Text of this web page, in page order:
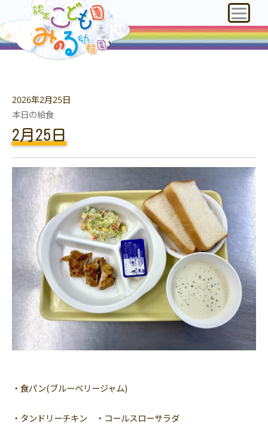
2026年2月25日
本日の給食
2月25日
・食パン(ブルーベリージャム)
・タンドリーチキン ・コールスローサラダ